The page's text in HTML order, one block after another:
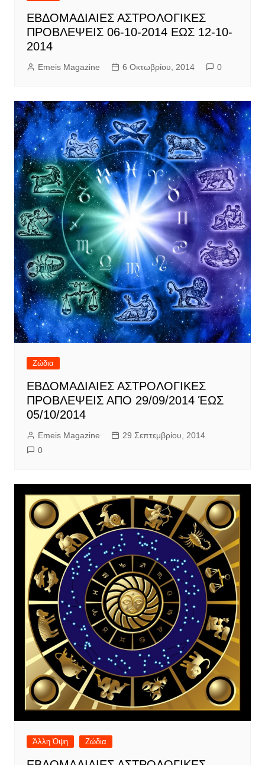
ΕΒΔΟΜΑΔΙΑΙΕΣ ΑΣΤΡΟΛΟΓΙΚΕΣ
ΠΡΟΒΛΕΨΕΙΣ 06-10-2014 ΕΩΣ 12-10-
2014
Emeis Magazine 6 Οκτωβρίου, 2014 0
Ζώδια
ΕΒΔΟΜΑΔΙΑΙΕΣ ΑΣΤΡΟΛΟΓΙΚΕΣ
ΠΡΟΒΛΕΨΕΙΣ ΑΠΟ 29/09/2014 ΈΩΣ
05/10/2014
Emeis Magazine
29 Σεπτεμβρίου, 2014
0
Άλλη Όψη Ζώδια